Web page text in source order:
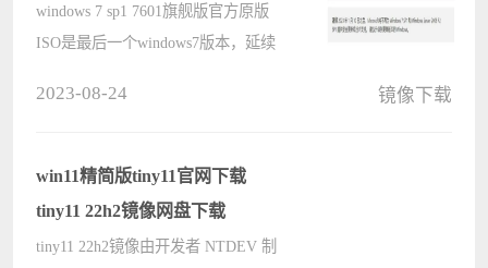
windows 7 sp1 7601旗舰版官方原版
ISO是最后一个windows7版本，延续
下载，欢迎自取。 百度网盘链接：
https:/????
2023-08-24 镜像下载
win11精简版tiny11官网下载
tiny11 22h2镜像网盘下载
tiny11 22h2镜像由开发者 NTDEV 制